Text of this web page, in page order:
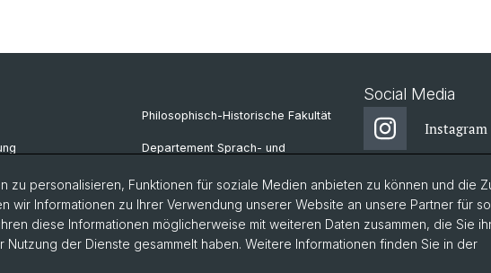
Philosophisch-Historische Fakultät
Departement Sprach- und
Social Media
Instagram
zu personalisieren, Funktionen für soziale Medien anbieten zu können und die
wir Informationen zu Ihrer Verwendung unserer Website an unsere Partner für
diese Informationen möglicherweise mit weiteren Daten zusammen, die Sie
der Dienste gesammelt haben. Weitere Informationen finden Sie in der